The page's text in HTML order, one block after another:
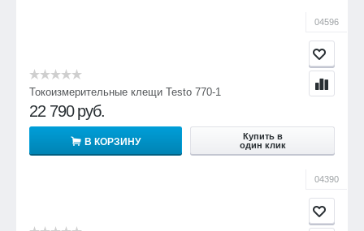
04596
Токоизмерительные клещи Testo 770-1
22 790 руб.
В КОРЗИНУ
Купить в
один клик
04390